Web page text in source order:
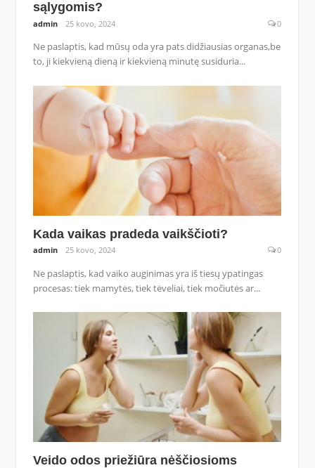
sąlygomis?
admin 25 kovo, 2024 0
Ne paslaptis, kad mūsų oda yra pats didžiausias organas,be
to, ji kiekvieną dieną ir kiekvieną minutę susiduria...
Kada vaikas pradeda vaikščioti?
admin 25 kovo, 2024 0
Ne paslaptis, kad vaiko auginimas yra iš tiesų ypatingas
procesas: tiek mamytės, tiek tėveliai, tiek močiutės ar...
Veido odos priežiūra nėščiosioms